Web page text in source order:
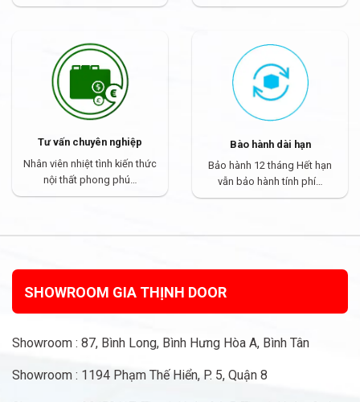
Tư vấn chuyên nghiệp
Nhân viên nhiệt tình kiến thức
nội thất phong phú…
Bào hành dài hạn
Bảo hành 12 tháng Hết hạn
vẫn bảo hành tính phí…
SHOWROOM GIA THỊNH DOOR
Showroom : 87, Bình Long, Bình Hưng Hòa A, Bình Tân
Showroom : 1194 Phạm Thế Hiển, P. 5, Quận 8